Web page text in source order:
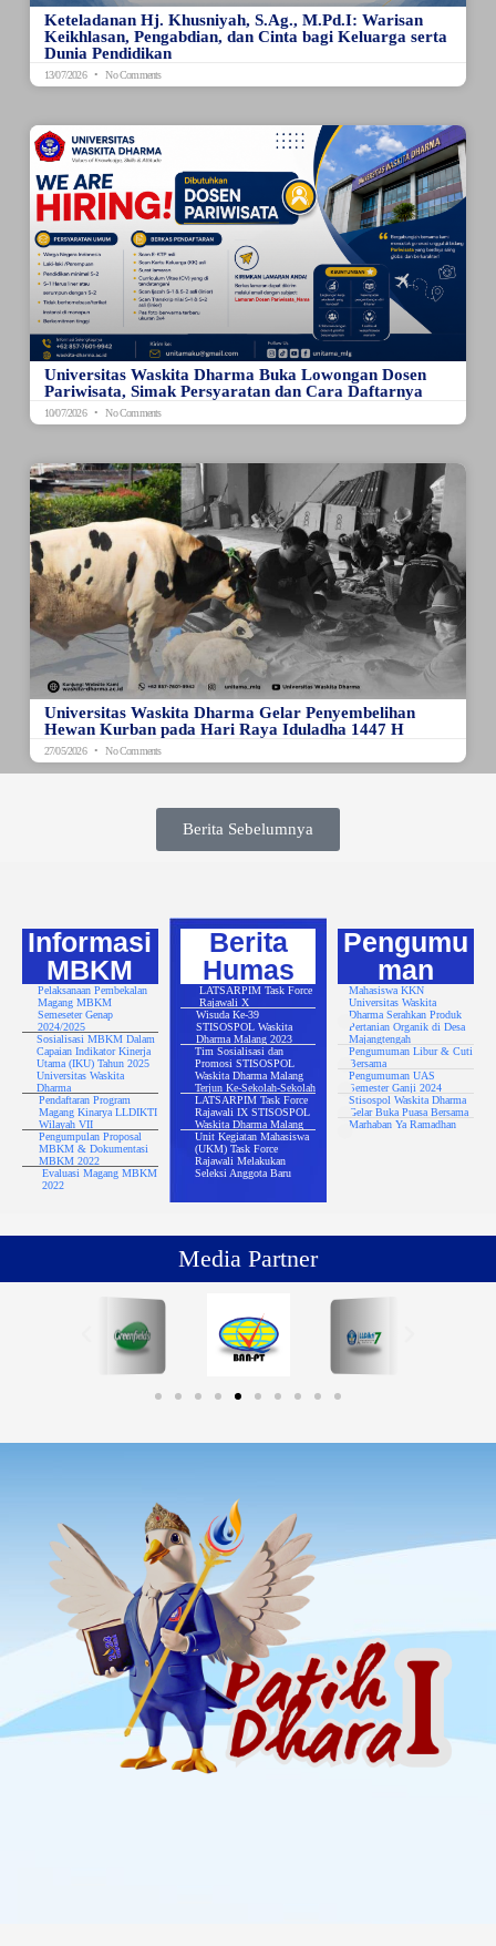
Keteladanan Hj. Khusniyah, S.Ag., M.Pd.I: Warisan
Keikhlasan, Pengabdian, dan Cinta bagi Keluarga serta
Dunia Pendidikan
13/07/2026 No Comments
Universitas Waskita Dharma Buka Lowongan Dosen
Pariwisata, Simak Persyaratan dan Cara Daftarnya
10/07/2026 No Comments
Universitas Waskita Dharma Gelar Penyembelihan
Hewan Kurban pada Hari Raya Iduladha 1447 H
27/05/2026 No Comments
Berita Sebelumnya
Informasi
MBKM
Pelaksanaan Pembekalan
Magang MBKM
Semeseter Genap
2024/2025
Sosialisasi MBKM Dalam
Capaian Indikator Kinerja
Utama (IKU) Tahun 2025
Universitas Waskita
Dharma
Pendaftaran Program
Magang Kinarya LLDIKTI
Wilayah VII
Pengumpulan Proposal
MBKM & Dokumentasi
MBKM 2022
Evaluasi Magang MBKM
2022
Berita
Humas
LATSARPIM Task Force
Rajawali X
Wisuda Ke-39
STISOSPOL Waskita
Dharma Malang 2023
Tim Sosialisasi dan
Promosi STISOSPOL
Waskita Dharma Malang
Terjun Ke-Sekolah-Sekolah
LATSARPIM Task Force
Rajawali IX STISOSPOL
Waskita Dharma Malang
Unit Kegiatan Mahasiswa
(UKM) Task Force
Rajawali Melakukan
Seleksi Anggota Baru
Pengumu
man
Mahasiswa KKN
Universitas Waskita
Dharma Serahkan Produk
Pertanian Organik di Desa
Majangtengah
Pengumuman Libur & Cuti
Bersama
Pengumuman UAS
Semester Ganji 2024
Stisospol Waskita Dharma
Gelar Buka Puasa Bersama
Marhaban Ya Ramadhan
Media Partner